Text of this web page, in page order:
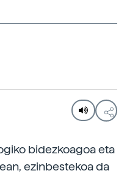
bidezkoagoa eta
ezinbestekoa da